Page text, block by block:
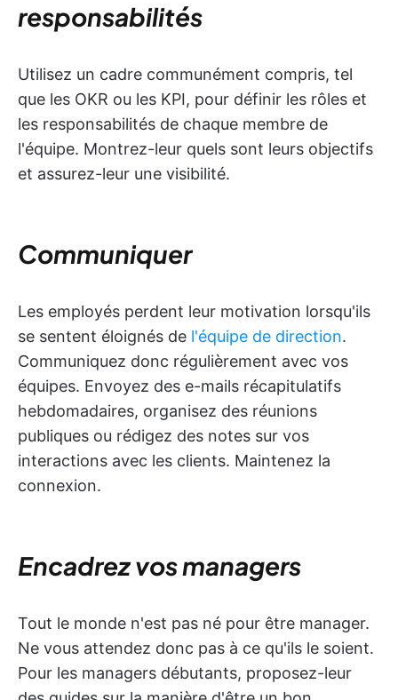
responsabilités
Utilisez un cadre communément compris, tel
que les OKR ou les KPI, pour définir les rôles et
les responsabilités de chaque membre de
l'équipe. Montrez-leur quels sont leurs objectifs
et assurez-leur une visibilité.
Communiquer
Les employés perdent leur motivation lorsqu'ils
se sentent éloignés de l'équipe de direction.
Communiquez donc régulièrement avec vos
équipes. Envoyez des e-mails récapitulatifs
hebdomadaires, organisez des réunions
publiques ou rédigez des notes sur vos
interactions avec les clients. Maintenez la
connexion.
Encadrez vos managers
Tout le monde n'est pas né pour être manager.
Ne vous attendez donc pas à ce qu'ils le soient.
Pour les managers débutants, proposez-leur